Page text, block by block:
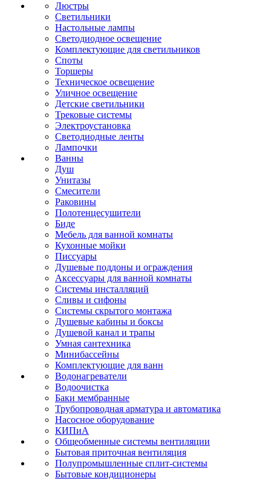
Люстры
Светильники
Настольные лампы
Светодиодное освещение
Комплектующие для светильников
Споты
Торшеры
Техническое освещение
Уличное освещение
Детские светильники
Трековые системы
Электроустановка
Светодиодные ленты
Лампочки
Ванны
Душ
Унитазы
Смесители
Раковины
Полотенцесушители
Биде
Мебель для ванной комнаты
Кухонные мойки
Писсуары
Душевые поддоны и ограждения
Аксессуары для ванной комнаты
Системы инсталляций
Сливы и сифоны
Системы скрытого монтажа
Душевые кабины и боксы
Душевой канал и трапы
Умная сантехника
Минибассейны
Комплектующие для ванн
Водонагреватели
Водоочистка
Баки мембранные
Трубопроводная арматура и автоматика
Насосное оборудование
КИПиА
Общеобменные системы вентиляции
Бытовая приточная вентиляция
Полупромышленные сплит-системы
Бытовые кондиционеры